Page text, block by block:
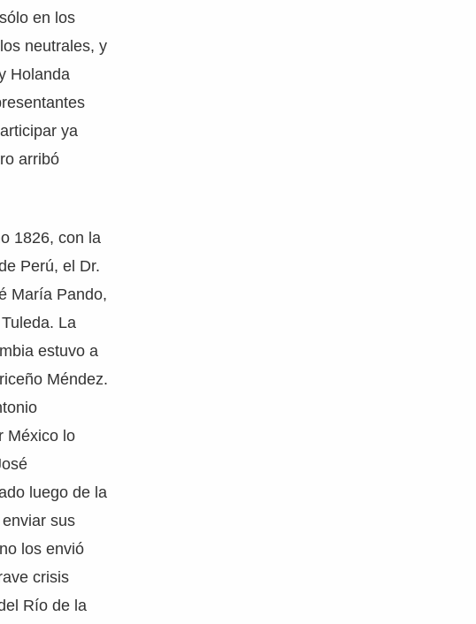
en los
neutrales, y
Holanda
ya
arribó
1826, con la
Perú, el Dr.
María Pando,
La
estuvo a
Méndez.
México lo
luego de la
sus
los envió
crisis
Río de la